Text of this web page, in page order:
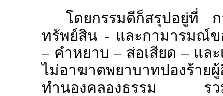
โดยกรรมดีก็สรุปอยู่ที่ ก
ทรัพย์สิน - และกามารมณ์ข
– คำหยาบ – ส่อเสียด – แล
ไม่อาฆาตพยาบาทปองร้า
ทำนองคลองธรรม รวมทั้